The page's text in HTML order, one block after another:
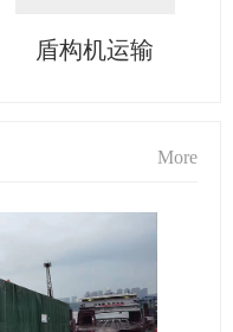
盾构机运输
More